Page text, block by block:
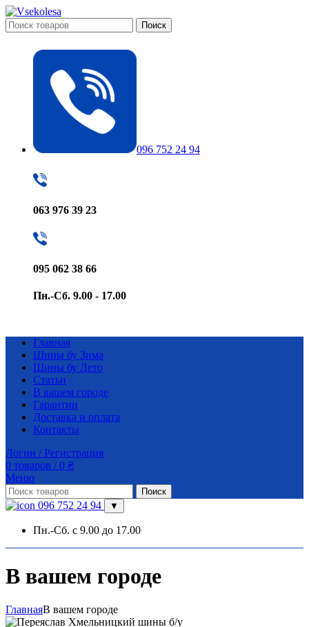
Поиск
096 752 24 94
063 976 39 23
095 062 38 66
Пн.-Сб. 9.00 - 17.00
Главная
Шины бу Зима
Шины бу Лето
Статьи
В вашем городе
Гарантии
Доставка и оплата
Контакты
Логин / Регистрация
0 товаров / 0 ₴
Меню
Поиск
096 752 24 94 ▼
Пн.-Сб. с 9.00 до 17.00
В вашем городе
ГлавнаяВ вашем городе